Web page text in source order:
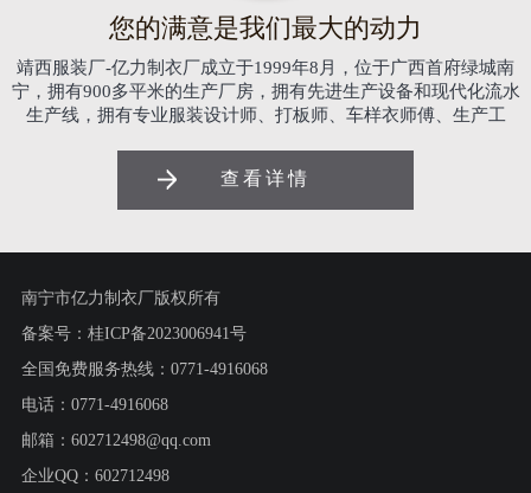
您的满意是我们最大的动力
靖西服装厂-亿力制衣厂成立于1999年8月，位于广西首府绿城南
宁，拥有900多平米的生产厂房，拥有先进生产设备和现代化流水
生产线，拥有专业服装设计师、打板师、车样衣师傅、生产工
套装、T恤衫、衬衫、广告衫、医用服饰、宾馆、酒店用品、无纺
布袋等等。
查看详情
南宁市亿力制衣厂版权所有
备案号： 桂ICP备2023006941号
全国免费服务热线：0771-4916068
电话：0771-4916068
邮箱：602712498@qq.com
企业QQ：602712498